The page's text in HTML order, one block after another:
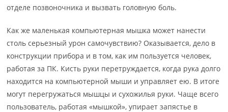
отделе позвоночника и вызвать головную боль.
Как же маленькая компьютерная мышка может нанести
столь серьезный урон самочувствию? Оказывается, дело в
конструкции прибора и в том, как им пользуется человек,
работая за ПК. Кисть руки перетруждается, когда рука долго
находится на компьютерной мыши и управляет ею. В итоге
могут перегружаться мышцы и сухожилья руки. Чаще всего
пользователь, работая «мышкой», упирает запястье в